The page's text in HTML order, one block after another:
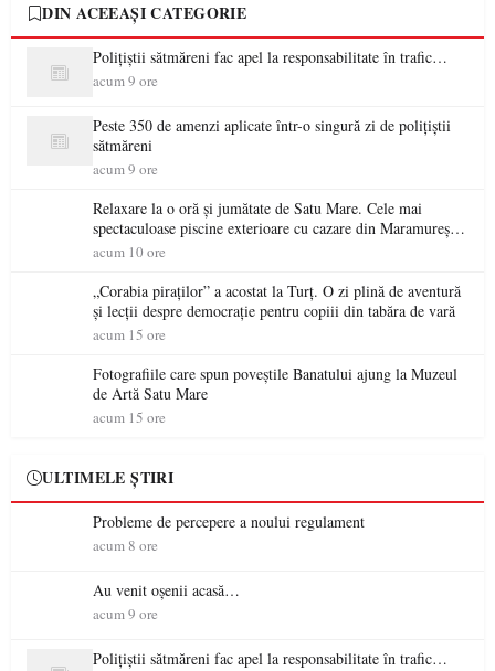
DIN ACEEAȘI CATEGORIE
Polițiștii sătmăreni fac apel la responsabilitate în trafic…
acum 9 ore
Peste 350 de amenzi aplicate într-o singură zi de polițiștii
sătmăreni
acum 9 ore
Relaxare la o oră și jumătate de Satu Mare. Cele mai
spectaculoase piscine exterioare cu cazare din Maramureș,
ideale pentru o escapadă de vară
acum 10 ore
„Corabia piraților” a acostat la Turț. O zi plină de aventură
și lecții despre democrație pentru copiii din tabăra de vară
acum 15 ore
Fotografiile care spun poveștile Banatului ajung la Muzeul
de Artă Satu Mare
acum 15 ore
ULTIMELE ȘTIRI
Probleme de percepere a noului regulament
acum 8 ore
Au venit oșenii acasă…
acum 9 ore
Polițiștii sătmăreni fac apel la responsabilitate în trafic…